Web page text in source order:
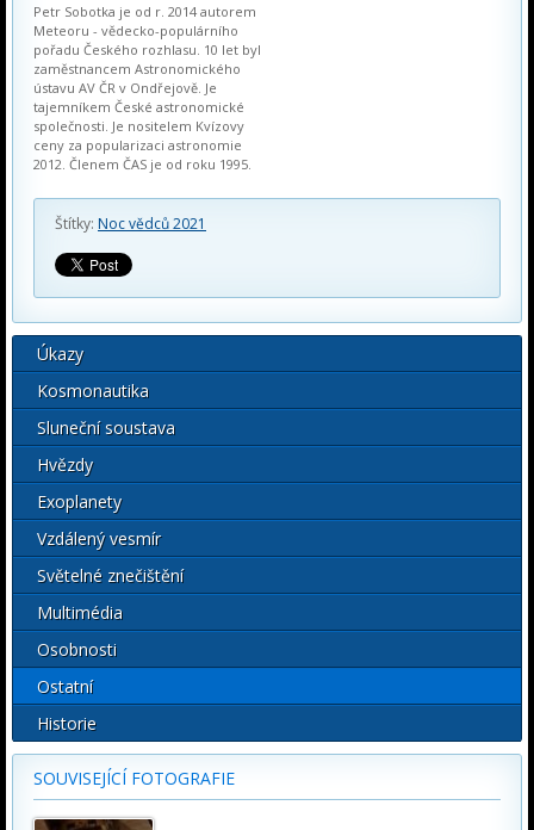
Petr Sobotka je od r. 2014 autorem
Meteoru - vědecko-populárního
pořadu Českého rozhlasu. 10 let byl
zaměstnancem Astronomického
ústavu AV ČR v Ondřejově. Je
tajemníkem České astronomické
společnosti. Je nositelem Kvízovy
ceny za popularizaci astronomie
2012. Členem ČAS je od roku 1995.
Štítky: Noc vědců 2021
Úkazy
Kosmonautika
Sluneční soustava
Hvězdy
Exoplanety
Vzdálený vesmír
Světelné znečištění
Multimédia
Osobnosti
Ostatní
Historie
SOUVISEJÍCÍ FOTOGRAFIE